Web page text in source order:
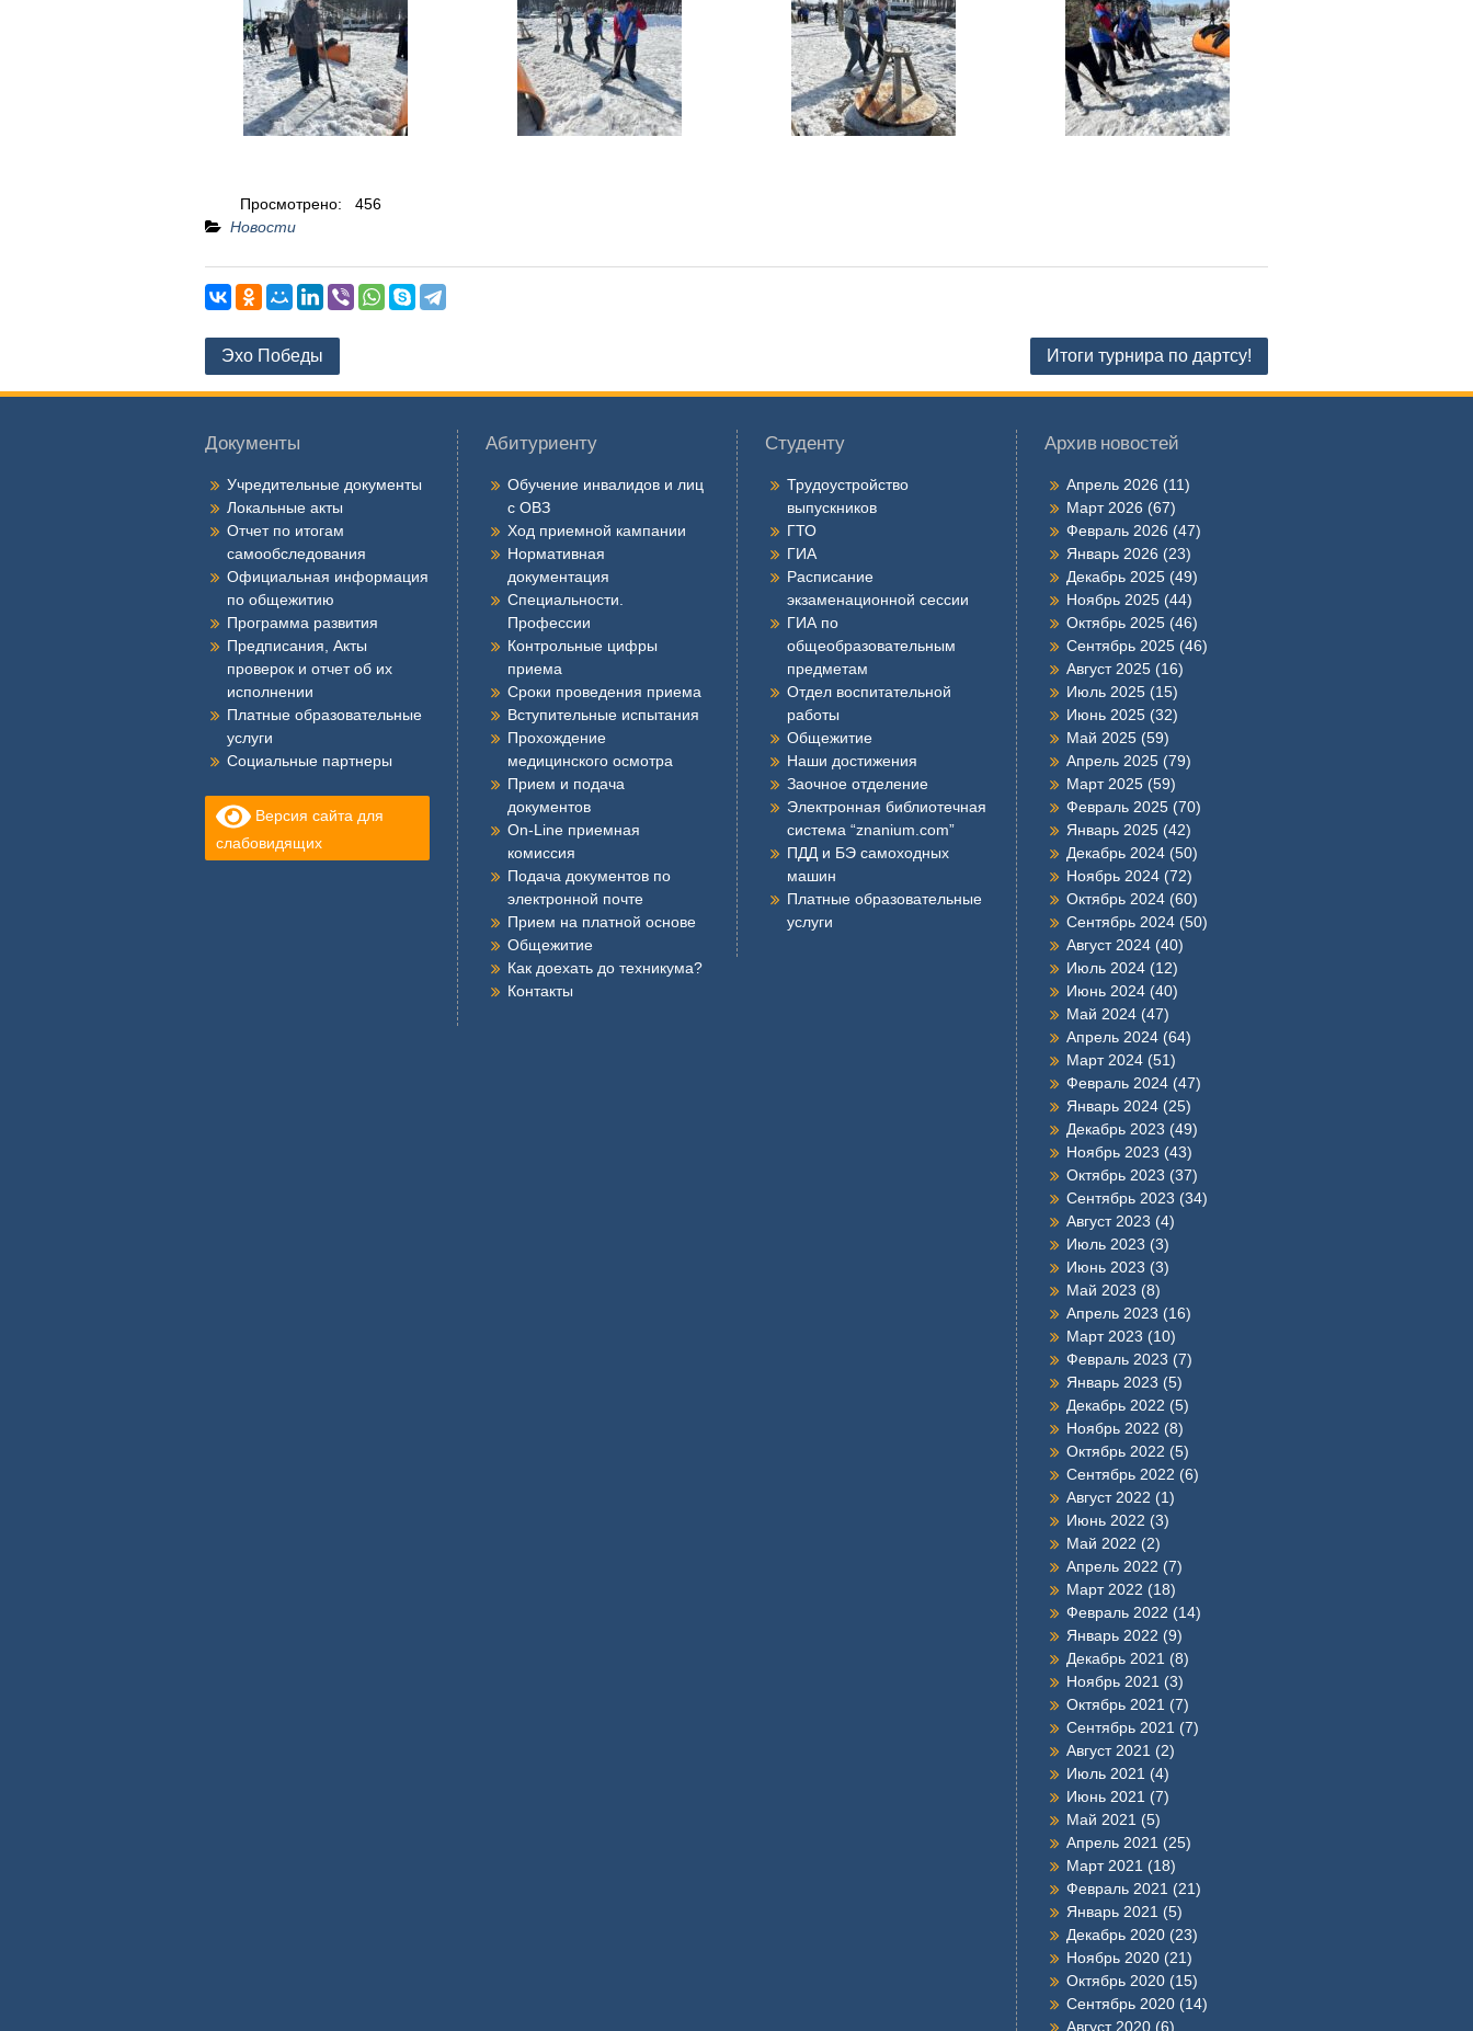
Просмотрено:
456
Новости
Навигация
по
Эхо Победы Итоги турнира по дартсу!
Документы
Учредительные документы
Локальные акты
Отчет по итогам
самообследования
Официальная информация
по общежитию
Программа развития
Предписания, Акты
проверок и отчет об их
исполнении
Платные образовательные
услуги
Социальные партнеры
Версия сайта для
слабовидящих
Абитуриенту
Обучение инвалидов и лиц
с ОВЗ
Ход приемной кампании
Нормативная
документация
Специальности.
Профессии
Контрольные цифры
приема
Сроки проведения приема
Вступительные испытания
Прохождение
медицинского осмотра
Прием и подача
документов
On-Line приемная
комиссия
Подача документов по
электронной почте
Прием на платной основе
Общежитие
Как доехать до техникума?
Контакты
Студенту
Трудоустройство
выпускников
ГТО
ГИА
Расписание
экзаменационной сессии
ГИА по
общеобразовательным
предметам
Отдел воспитательной
работы
Общежитие
Наши достижения
Заочное отделение
Электронная библиотечная
система “znanium.com”
ПДД и БЭ самоходных
машин
Платные образовательные
услуги
Архив новостей
Апрель 2026 (11)
Март 2026 (67)
Февраль 2026 (47)
Январь 2026 (23)
Декабрь 2025 (49)
Ноябрь 2025 (44)
Октябрь 2025 (46)
Сентябрь 2025 (46)
Август 2025 (16)
Июль 2025 (15)
Июнь 2025 (32)
Май 2025 (59)
Апрель 2025 (79)
Март 2025 (59)
Февраль 2025 (70)
Январь 2025 (42)
Декабрь 2024 (50)
Ноябрь 2024 (72)
Октябрь 2024 (60)
Сентябрь 2024 (50)
Август 2024 (40)
Июль 2024 (12)
Июнь 2024 (40)
Май 2024 (47)
Апрель 2024 (64)
Март 2024 (51)
Февраль 2024 (47)
Январь 2024 (25)
Декабрь 2023 (49)
Ноябрь 2023 (43)
Октябрь 2023 (37)
Сентябрь 2023 (34)
Август 2023 (4)
Июль 2023 (3)
Июнь 2023 (3)
Май 2023 (8)
Апрель 2023 (16)
Март 2023 (10)
Февраль 2023 (7)
Январь 2023 (5)
Декабрь 2022 (5)
Ноябрь 2022 (8)
Октябрь 2022 (5)
Сентябрь 2022 (6)
Август 2022 (1)
Июнь 2022 (3)
Май 2022 (2)
Апрель 2022 (7)
Март 2022 (18)
Февраль 2022 (14)
Январь 2022 (9)
Декабрь 2021 (8)
Ноябрь 2021 (3)
Октябрь 2021 (7)
Сентябрь 2021 (7)
Август 2021 (2)
Июль 2021 (4)
Июнь 2021 (7)
Май 2021 (5)
Апрель 2021 (25)
Март 2021 (18)
Февраль 2021 (21)
Январь 2021 (5)
Декабрь 2020 (23)
Ноябрь 2020 (21)
Октябрь 2020 (15)
Сентябрь 2020 (14)
Август 2020 (6)